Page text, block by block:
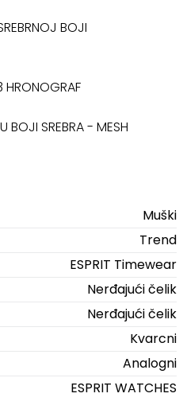
BOJI
SREBRA - MESH
Muški
Trend
ESPRIT Timewear
Nerđajući čelik
Nerđajući čelik
Kvarcni
Analogni
ESPRIT WATCHES